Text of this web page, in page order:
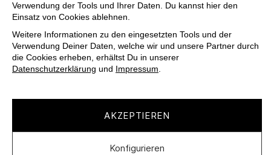
Verwendung der Tools und Ihrer Daten. Du kannst hier den
Einsatz von Cookies ablehnen.
Weitere Informationen zu den eingesetzten Tools und der
Verwendung Deiner Daten, welche wir und unsere Partner durch
die Cookies erheben, erhältst Du in unserer
Datenschutzerklärung und Impressum.
AKZEPTIEREN
Konfigurieren